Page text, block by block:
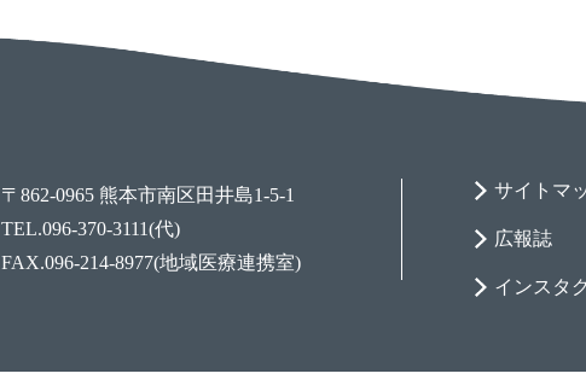
〒862-0965 熊本市南区田井島1-5-1
TEL.096-370-3111(代)
FAX.096-214-8977(地域医療連携室)
サイトマ
広報誌
インスタ